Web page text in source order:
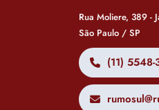
Rua Moliere, 389 -
São Paulo / SP
(11)